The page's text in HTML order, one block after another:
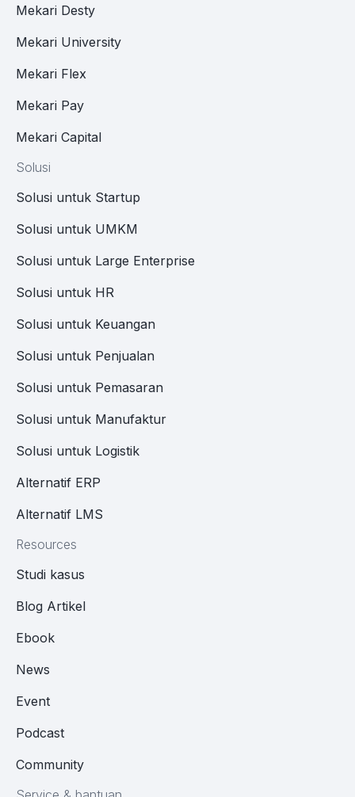
Mekari Desty
Mekari University
Mekari Flex
Mekari Pay
Mekari Capital
Solusi
Solusi untuk Startup
Solusi untuk UMKM
Solusi untuk Large Enterprise
Solusi untuk HR
Solusi untuk Keuangan
Solusi untuk Penjualan
Solusi untuk Pemasaran
Solusi untuk Manufaktur
Solusi untuk Logistik
Alternatif ERP
Alternatif LMS
Resources
Studi kasus
Blog Artikel
Ebook
News
Event
Podcast
Community